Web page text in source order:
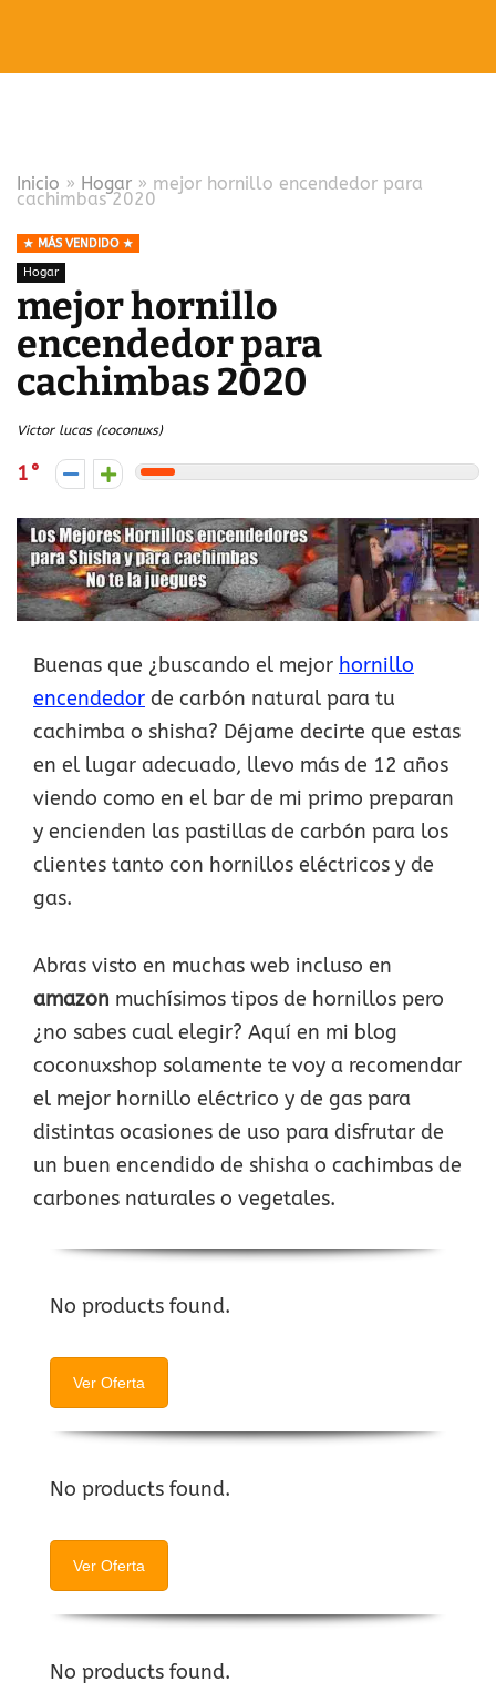
Inicio » Hogar » mejor hornillo encendedor para
cachimbas 2020
MÁS VENDIDO
Hogar
mejor hornillo
encendedor para
cachimbas 2020
Victor lucas (coconuxs)
1
Buenas que ¿buscando el mejor hornillo
encendedor de carbón natural para tu
cachimba o shisha? Déjame decirte que estas
en el lugar adecuado, llevo más de 12 años
viendo como en el bar de mi primo preparan
y encienden las pastillas de carbón para los
clientes tanto con hornillos eléctricos y de
gas.
Abras visto en muchas web incluso en
amazon muchísimos tipos de hornillos pero
¿no sabes cual elegir? Aquí en mi blog
coconuxshop solamente te voy a recomendar
el mejor hornillo eléctrico y de gas para
distintas ocasiones de uso para disfrutar de
un buen encendido de shisha o cachimbas de
carbones naturales o vegetales.
No products found.
Ver Oferta
No products found.
Ver Oferta
No products found.